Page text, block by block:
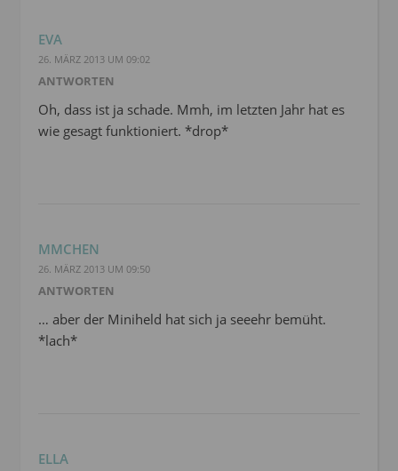
EVA
26. MÄRZ 2013 UM 09:02
ANTWORTEN
Oh, dass ist ja schade. Mmh, im letzten Jahr hat es
wie gesagt funktioniert. *drop*
MMCHEN
26. MÄRZ 2013 UM 09:50
ANTWORTEN
… aber der Miniheld hat sich ja seeehr bemüht.
*lach*
ELLA